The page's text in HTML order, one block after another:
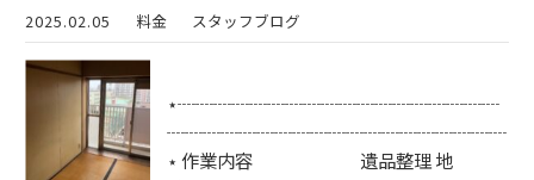
2025.02.05 料金 スタッフブログ
⋆┈┈┈┈┈┈┈┈┈┈┈┈┈┈┈┈┈┈
┈┈┈┈┈┈┈┈┈┈┈┈┈┈┈┈┈┈┈
⋆ 作業内容 遺品整理 地